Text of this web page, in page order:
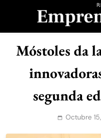
Móstoles da
segunda
Octubre